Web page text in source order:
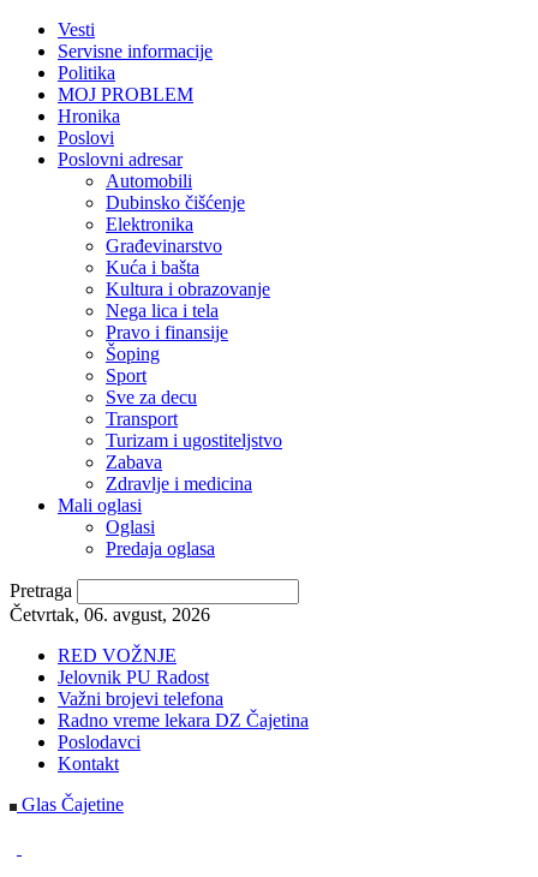
Vesti
Servisne informacije
Politika
MOJ PROBLEM
Hronika
Poslovi
Poslovni adresar
Automobili
Dubinsko čišćenje
Elektronika
Građevinarstvo
Kuća i bašta
Kultura i obrazovanje
Nega lica i tela
Pravo i finansije
Šoping
Sport
Sve za decu
Transport
Turizam i ugostiteljstvo
Zabava
Zdravlje i medicina
Mali oglasi
Oglasi
Predaja oglasa
Pretraga
Četvrtak, 06. avgust, 2026
RED VOŽNJE
Jelovnik PU Radost
Važni brojevi telefona
Radno vreme lekara DZ Čajetina
Poslodavci
Kontakt
Glas Čajetine